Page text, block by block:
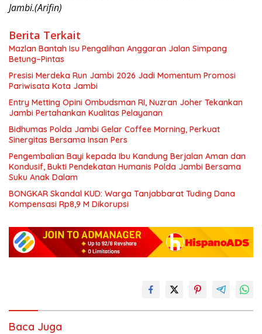
Jambi.(Arifin)
Berita Terkait
Mazlan Bantah Isu Pengalihan Anggaran Jalan Simpang
Betung–Pintas
Presisi Merdeka Run Jambi 2026 Jadi Momentum Promosi
Pariwisata Kota Jambi
Entry Metting Opini Ombudsman RI, Nuzran Joher Tekankan
Jambi Pertahankan Kualitas Pelayanan
Bidhumas Polda Jambi Gelar Coffee Morning, Perkuat
Sinergitas Bersama Insan Pers
Pengembalian Bayi kepada Ibu Kandung Berjalan Aman dan
Kondusif, Bukti Pendekatan Humanis Polda Jambi Bersama
Suku Anak Dalam
BONGKAR Skandal KUD: Warga Tanjabbarat Tuding Dana
Kompensasi Rp8,9 M Dikorupsi
Baca Juga